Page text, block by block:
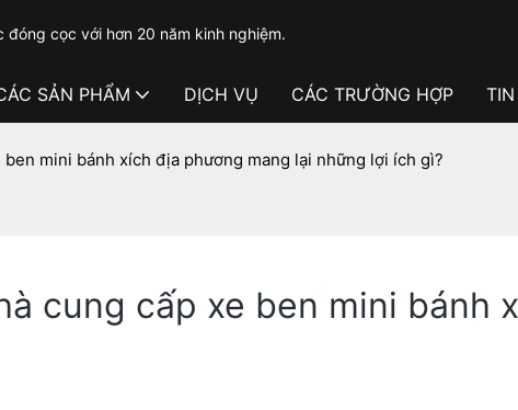
cọc với hơn 20 năm kinh nghiệm.
SẢN PHẨM DỊCH VỤ CÁC TRƯỜNG HỢP
mini bánh xích địa phương mang lại những lợi ích gì?
cung cấp xe ben mini bánh